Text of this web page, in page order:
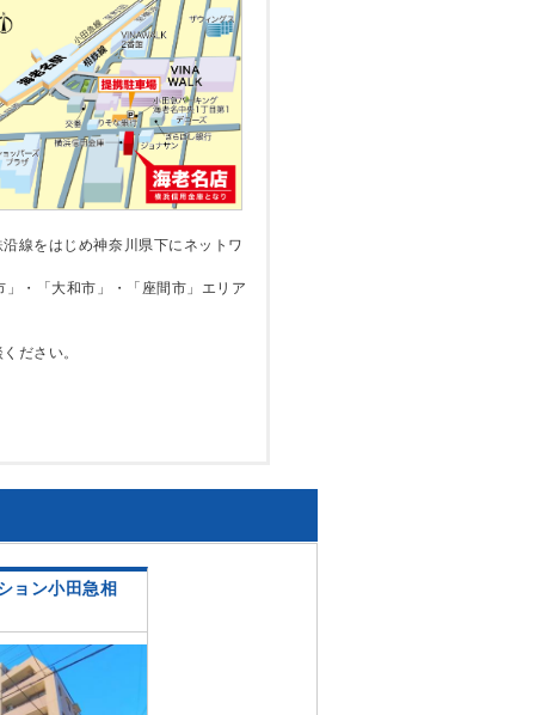
線をはじめ神奈川県下にネットワ
・「大和市」・「座間市」エリア
ださい。
ョン小田急相